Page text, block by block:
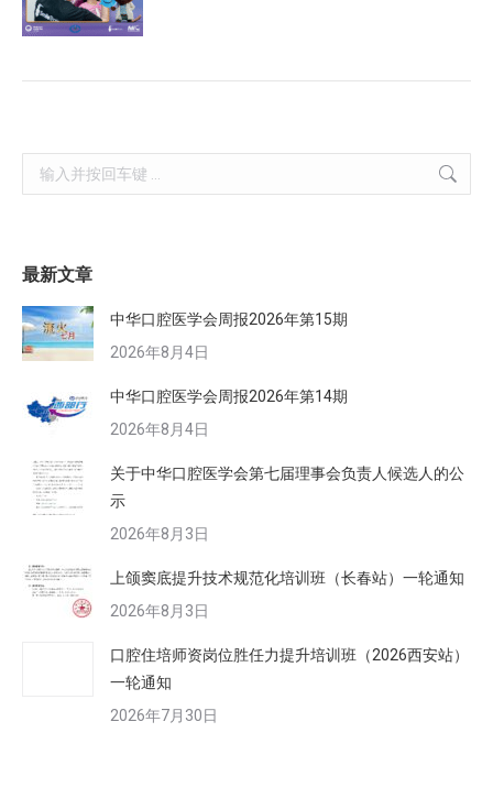
Search:
最新文章
中华口腔医学会周报2026年第15期
2026年8月4日
中华口腔医学会周报2026年第14期
2026年8月4日
关于中华口腔医学会第七届理事会负责人候选人的公
示
2026年8月3日
上颌窦底提升技术规范化培训班（长春站）一轮通知
2026年8月3日
口腔住培师资岗位胜任力提升培训班（2026西安站）
一轮通知
2026年7月30日